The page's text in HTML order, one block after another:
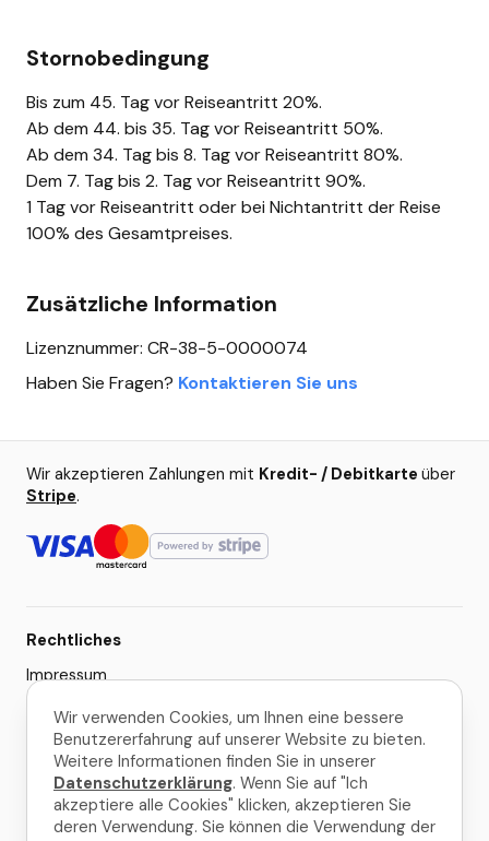
Stornobedingung
Bis zum 45. Tag vor Reiseantritt 20%.
Ab dem 44. bis 35. Tag vor Reiseantritt 50%.
Ab dem 34. Tag bis 8. Tag vor Reiseantritt 80%.
Dem 7. Tag bis 2. Tag vor Reiseantritt 90%.
1 Tag vor Reiseantritt oder bei Nichtantritt der Reise
100% des Gesamtpreises.
Zusätzliche Information
Lizenznummer: CR-38-5-0000074
Haben Sie Fragen? Kontaktieren Sie uns
Wir akzeptieren Zahlungen mit Kredit- / Debitkarte über
Stripe.
Rechtliches
Impressum
AGB
Datenschutzerklärung
Cookie-Einstellungen
Wir verwenden Cookies, um Ihnen eine bessere
Benutzererfahrung auf unserer Website zu bieten.
Weitere Informationen finden Sie in unserer
Datenschutzerklärung. Wenn Sie auf "Ich
akzeptiere alle Cookies" klicken, akzeptieren Sie
deren Verwendung. Sie können die Verwendung der